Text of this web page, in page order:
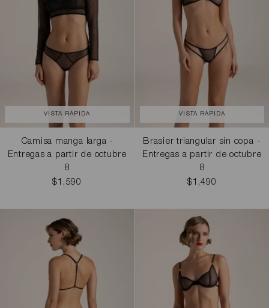
VISTA RÁPIDA
Camisa manga larga -
Entregas a partir de octubre
8
$1,590
VISTA RÁPIDA
Brasier triangular sin copa -
Entregas a partir de octubre
8
$1,490